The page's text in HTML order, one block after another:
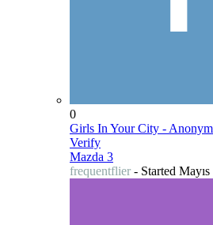
0
Girls In Your City -
Verify
Mazda 3
frequentflier - Started Mayıs